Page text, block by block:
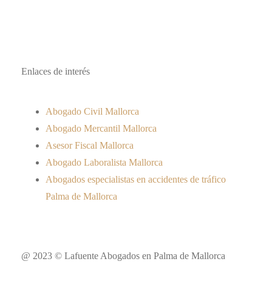
Enlaces de interés
Abogado Civil Mallorca
Abogado Mercantil Mallorca
Asesor Fiscal Mallorca
Abogado Laboralista Mallorca
Abogados especialistas en accidentes de tráfico
Palma de Mallorca
@ 2023 © Lafuente Abogados en Palma de Mallorca